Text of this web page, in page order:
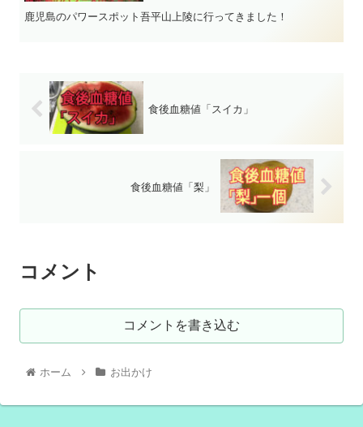
鹿児島のパワースポット吾平山上陵に行ってきました！
食後血糖値「スイカ」
食後血糖値「梨」
コメント
コメントを書き込む
ホーム お出かけ